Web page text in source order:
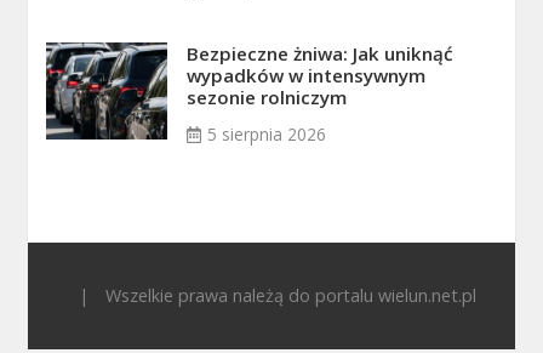
Bezpieczne żniwa: Jak uniknąć
wypadków w intensywnym
sezonie rolniczym
5 sierpnia 2026
| Wszelkie prawa należą do portalu wielun.net.pl